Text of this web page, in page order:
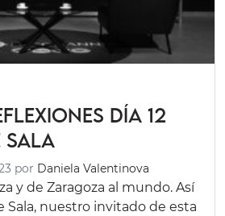
día 12
por Daniela Valentinova
y de Zaragoza al mundo. Así
Sala, nuestro invitado de esta